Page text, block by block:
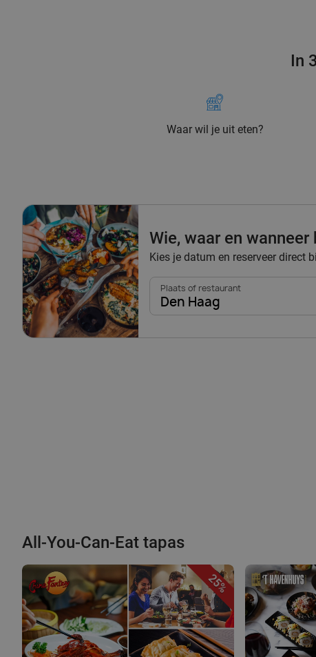
In
Waar wil je uit eten?
Wie, waar en wanneer
Kies je datum en reserveer direct
Plaats of restaurant
Den Haag
All-You-Can-Eat tapas
25%